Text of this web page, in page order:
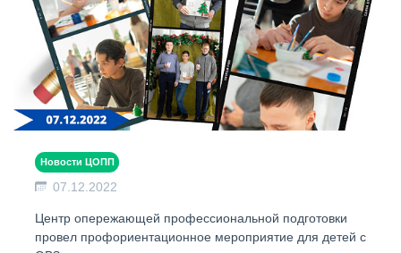
Новости ЦОПП
07.12.2022
Центр опережающей профессиональной подготовки
провел профориентационное мероприятие для детей с